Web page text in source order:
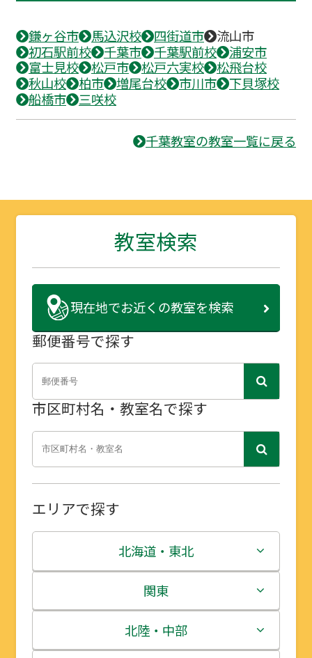
鎌ヶ谷市 馬込沢校 四街道市
流山市
初石駅前校
千葉市 千葉駅前校
浦安市
富士見校
松戸市 松戸六実校
松飛台校
秋山校
柏市 増尾台校 市川市
下貝塚校
船橋市
三咲校
千葉教室の教室一覧に戻る
教室検索
現在地でお近くの教室を検索
郵便番号で探す
市区町村名・教室名で探す
エリアで探す
北海道・東北
北海道
青森県
関東
茨城県
北陸・中部